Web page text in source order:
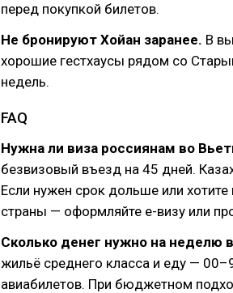
перед покупкой билетов.
Не бронируют Хойан заранее. В
хорошие гестхаусы рядом со
недель.
FAQ
Нужна ли виза россиянам во
безвизовый въезд на 45 дней.
Если нужен срок дольше или
страны — оформляйте e-визу или
Сколько денег нужно на неделю
жильё среднего класса и еду —
авиабилетов. При бюджетном